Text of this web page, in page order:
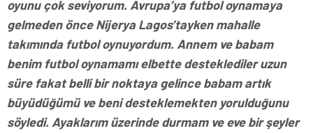
oyunu çok seviyorum. Avrupa’ya futbol oynamaya
gelmeden önce Nijerya Lagos’tayken mahalle
takımında futbol oynuyordum. Annem ve babam
benim futbol oynamamı elbette desteklediler uzun
süre fakat belli bir noktaya gelince babam artık
büyüdüğümü ve beni desteklemekten yorulduğunu
söyledi. Ayaklarım üzerinde durmam ve eve bir şeyler